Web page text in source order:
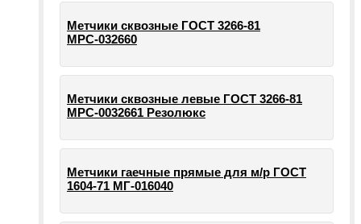
Метчики сквозные ГОСТ 3266-81
МРС-032660
Метчики сквозные левые ГОСТ 3266-81
МРС-0032661 Резолюкс
Метчики гаечные прямые для м/р ГОСТ
1604-71 МГ-016040